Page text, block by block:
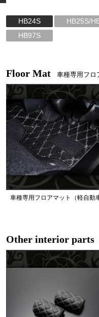
HB24S HB25S/
HB97S
Floor Mat 車種専用フロ
車種専用フロアマット（軽自動
Other interior parts